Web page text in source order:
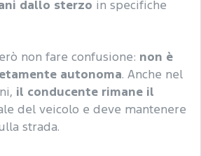
dallo sterzo in specifiche
non fare confusione: non è
autonoma. Anche nel
il conducente rimane il
del veicolo e deve mantenere
strada.